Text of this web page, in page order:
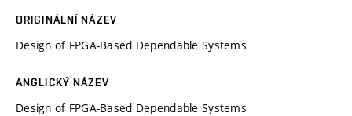
ORIGINÁLNÍ NÁZEV
Design of FPGA-Based Dependable Systems
ANGLICKÝ NÁZEV
Design of FPGA-Based Dependable Systems